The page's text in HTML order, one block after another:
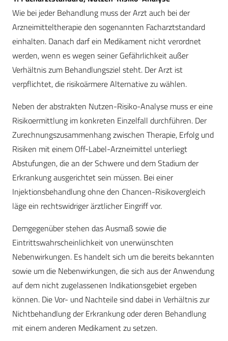
Wie bei jeder Behandlung muss der Arzt auch bei der
Arzneimitteltherapie den sogenannten Facharztstandard
einhalten. Danach darf ein Medikament nicht verordnet
werden, wenn es wegen seiner Gefährlichkeit außer
Verhältnis zum Behandlungsziel steht. Der Arzt ist
verpflichtet, die risikoärmere Alternative zu wählen.
Neben der abstrakten Nutzen-Risiko-Analyse muss er eine
Risikoermittlung im konkreten Einzelfall durchführen. Der
Zurechnungszusammenhang zwischen Therapie, Erfolg und
Risiken mit einem Off-Label-Arzneimittel unterliegt
Abstufungen, die an der Schwere und dem Stadium der
Erkrankung ausgerichtet sein müssen. Bei einer
Injektionsbehandlung ohne den Chancen-Risikovergleich
läge ein rechtswidriger ärztlicher Eingriff vor.
Demgegenüber stehen das Ausmaß sowie die
Eintrittswahrscheinlichkeit von unerwünschten
Nebenwirkungen. Es handelt sich um die bereits bekannten
sowie um die Nebenwirkungen, die sich aus der Anwendung
auf dem nicht zugelassenen Indikationsgebiet ergeben
können. Die Vor- und Nachteile sind dabei in Verhältnis zur
Nichtbehandlung der Erkrankung oder deren Behandlung
mit einem anderen Medikament zu setzen.